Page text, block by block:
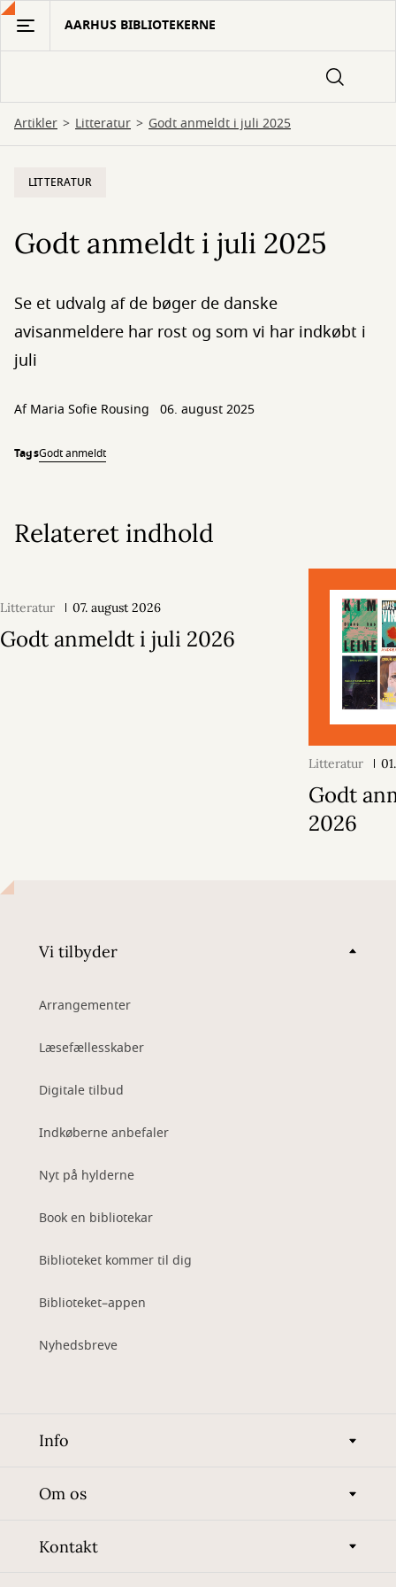
Gå
hovedindhold
AARHUS BIBLIOTEKERNE
Artikler Litteratur Godt anmeldt i juli 2025
LITTERATUR
Godt anmeldt i juli 2025
Se et udvalg af de bøger de danske
avisanmeldere har rost og som vi har indkøbt i
juli
AfMaria Sofie Rousing 06. august 2025
TagsGodt anmeldt
Relateret indhold
Litteratur 07. august 2026
Godt anmeldt i juli 2026
Litteratur
Godt
2026
Vi tilbyder
Arrangementer
Læsefællesskaber
Digitale tilbud
Indkøberne anbefaler
Nyt på hylderne
Book en bibliotekar
Biblioteket kommer til dig
Biblioteket–appen
Nyhedsbreve
Info
Om os
Kontakt